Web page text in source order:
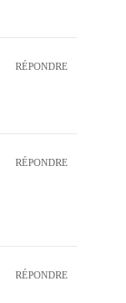
RÉPONDRE
RÉPONDRE
RÉPONDRE